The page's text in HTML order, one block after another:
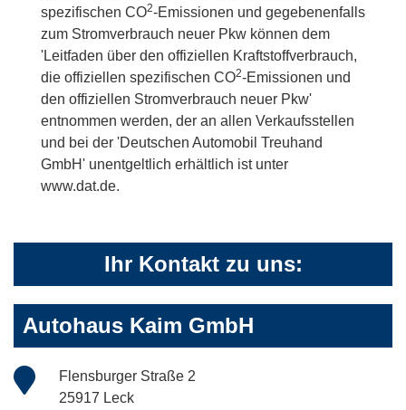
spezifischen CO2-Emissionen und gegebenenfalls
zum Stromverbrauch neuer Pkw können dem
'Leitfaden über den offiziellen Kraftstoffverbrauch,
die offiziellen spezifischen CO2-Emissionen und
den offiziellen Stromverbrauch neuer Pkw'
entnommen werden, der an allen Verkaufsstellen
und bei der 'Deutschen Automobil Treuhand
GmbH' unentgeltlich erhältlich ist unter
www.dat.de.
Ihr Kontakt zu uns:
Autohaus Kaim GmbH
Flensburger Straße 2
25917 Leck